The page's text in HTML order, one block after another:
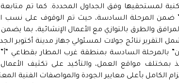
ضمن المرحلة السادسة، حيث تم الوقوف على نسب
والطرق بالتوازي مع الأعمال الإنشائية، بما
التقرير نتائج جولات لمسئولي جهاز مدينة أكتوبر
بالمرحلة السادسة بمنطقة غرب المطار بقطاعي
بمختلف مواقع العمل، والتأكيد على تكثيف
الكامل بأعلى معايير الجودة والمواصفات الفنية